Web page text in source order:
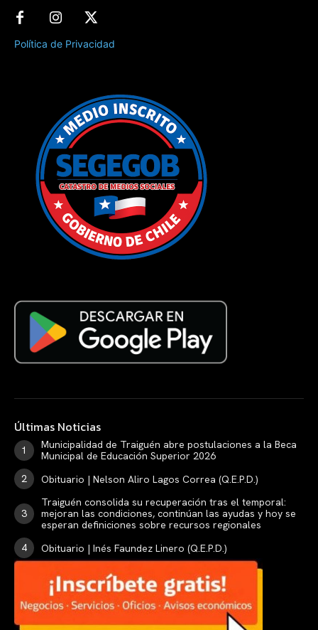
Política de Privacidad
Últimas Noticias
Municipalidad de Traiguén abre postulaciones a la Beca
Municipal de Educación Superior 2026
Obituario | Nelson Aliro Lagos Correa (Q.E.P.D.)
Traiguén consolida su recuperación tras el temporal:
mejoran las condiciones, continúan las ayudas y hoy se
esperan definiciones sobre recursos regionales
Obituario | Inés Faundez Linero (Q.E.P.D.)